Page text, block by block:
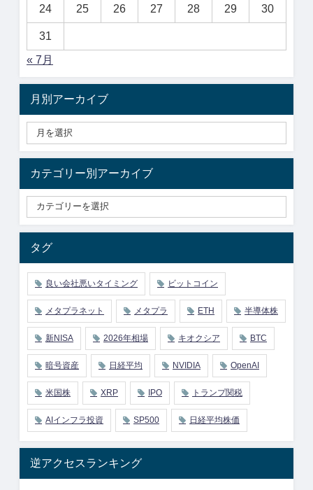
24 25 26 27 28 29 30
31
« 7月
月別アーカイブ
カテゴリー別アーカイブ
タグ
良い会社悪いタイミング ビットコイン
メタプラネット メタプラ ETH 半導体株
新NISA 2026年相場 キオクシア BTC
暗号資産 日経平均 NVIDIA OpenAI
米国株 XRP IPO トランプ関税
AIインフラ投資 SP500 日経平均株価
逆アクセスランキング